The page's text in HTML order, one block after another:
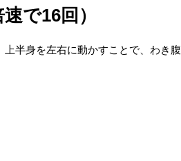
で16回）
半身を左右に動かすことで、わき腹